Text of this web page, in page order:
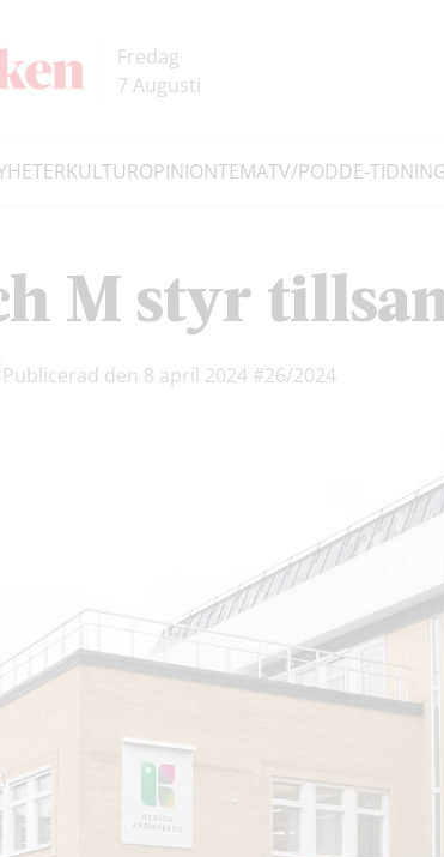
Fredag
7 Augusti
KULTUROPINIONTEMATV/PODDE-TIDNING
M styr
Publicerad den 8 april 2024 #26/2024